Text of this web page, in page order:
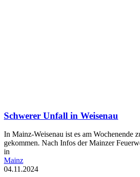
Schwerer Unfall in Weisenau
In Mainz-Weisenau ist es am Wochenende
gekommen. Nach Infos der Mainzer
in
Mainz
04.11.2024